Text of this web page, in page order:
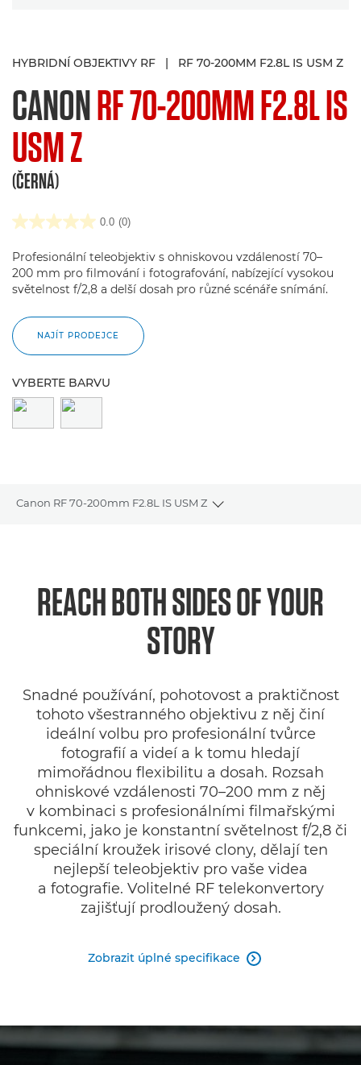
HYBRIDNÍ OBJEKTIVY RF | RF 70-200MM F2.8L IS USM Z
CANONRF 70-200MM F2.8L IS
USM Z
(ČERNÁ)
0.0 (0)
Profesionální teleobjektiv s ohniskovou vzdáleností 70–
200 mm pro filmování i fotografování, nabízející vysokou
světelnost f/2,8 a delší dosah pro různé scénáře snímání.
NAJÍT PRODEJCE
VYBERTE BARVU
Canon RF 70-200mm F2.8L IS USM Z
Toggle breadcrumbs
Podpora
REACH BOTH SIDES OF YOUR
STORY
Snadné používání, pohotovost a praktičnost
tohoto všestranného objektivu z něj činí
ideální volbu pro profesionální tvůrce
fotografií a videí a k tomu hledají
mimořádnou flexibilitu a dosah. Rozsah
ohniskové vzdálenosti 70–200 mm z něj
v kombinaci s profesionálními filmařskými
funkcemi, jako je konstantní světelnost f/2,8 či
speciální kroužek irisové clony, dělají ten
nejlepší teleobjektiv pro vaše videa
a fotografie. Volitelné RF telekonvertory
zajišťují prodloužený dosah.
Zobrazit úplné specifikace 